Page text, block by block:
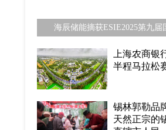
海辰储能摘获ESIE2025第九届
上海农商银
半程马拉松
锡林郭勒品
天然正宗的